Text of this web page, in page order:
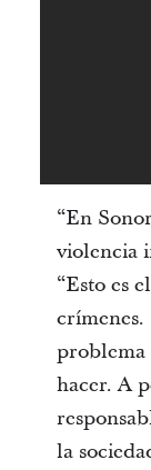
“En
violencia
“Esto es
problema
hacer. A
la